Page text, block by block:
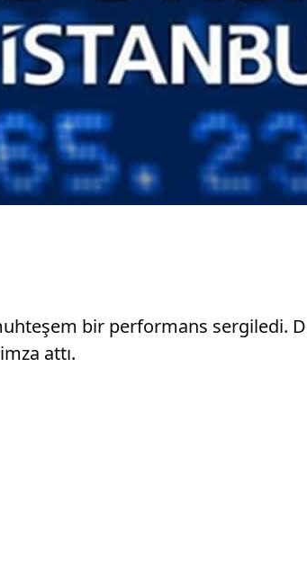
bir performans sergiledi.
attı.